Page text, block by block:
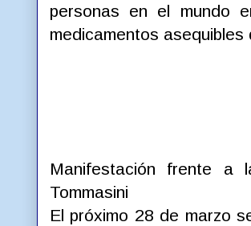
personas en el mundo
medicamentos asequibles
Manifestación frente
Tommasini
El próximo 28 de marzo